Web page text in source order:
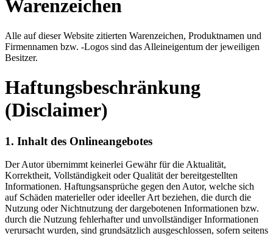
Warenzeichen
Alle auf dieser Website zitierten Warenzeichen, Produktnamen und
Firmennamen bzw. -Logos sind das Alleineigentum der jeweiligen
Besitzer.
Haftungsbeschränkung
(Disclaimer)
1. Inhalt des Onlineangebotes
Der Autor übernimmt keinerlei Gewähr für die Aktualität,
Korrektheit, Vollständigkeit oder Qualität der bereitgestellten
Informationen. Haftungsansprüche gegen den Autor, welche sich
auf Schäden materieller oder ideeller Art beziehen, die durch die
Nutzung oder Nichtnutzung der dargebotenen Informationen bzw.
durch die Nutzung fehlerhafter und unvollständiger Informationen
verursacht wurden, sind grundsätzlich ausgeschlossen, sofern seitens